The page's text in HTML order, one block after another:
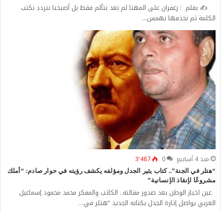
✍️ بقلم : زعفران على المهنا لم نعد نتألم فقط بل أصبحنا نتردد نكتب
الكلمة ثم نحذفها نهمس…
منذ 4 أسابيع 0 3٬487
“هتلر في الجنة”.. كتاب يثير الجدل ومؤلفه يكشف رؤيته في حوار صادم: “أملك
مشروعًا لإنقاذ الإنسانية”
عين اخبار الوطن بعد صدور مقالته.. الكاتب والمفكر محمد محمود إسماعيل
العربي يواصل إثارة الجدل بكتابه الجديد “هتلر في…